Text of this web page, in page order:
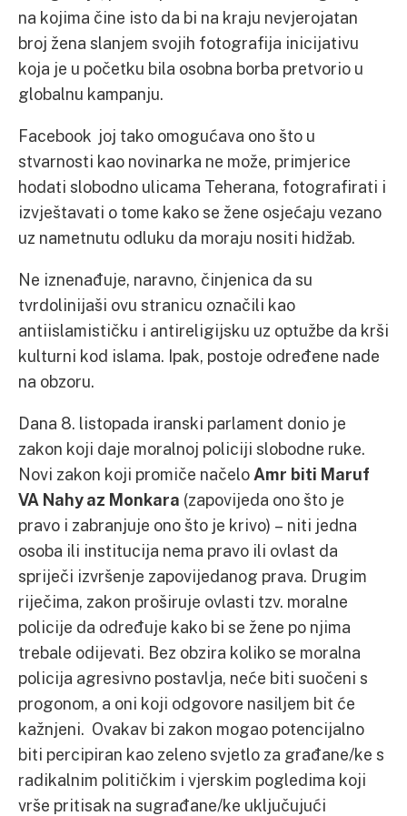
na kojima čine isto da bi na kraju nevjerojatan
broj žena slanjem svojih fotografija inicijativu
koja je u početku bila osobna borba pretvorio u
globalnu kampanju.
Facebook joj tako omogućava ono što u
stvarnosti kao novinarka ne može, primjerice
hodati slobodno ulicama Teherana, fotografirati i
izvještavati o tome kako se žene osjećaju vezano
uz nametnutu odluku da moraju nositi hidžab.
Ne iznenađuje, naravno, činjenica da su
tvrdolinijaši ovu stranicu označili kao
antiislamističku i antireligijsku uz optužbe da krši
kulturni kod islama. Ipak, postoje određene nade
na obzoru.
Dana 8. listopada iranski parlament donio je
zakon koji daje moralnoj policiji slobodne ruke.
Novi zakon koji promiče načelo Amr biti Maruf
VA Nahy az Monkara (zapovijeda ono što je
pravo i zabranjuje ono što je krivo) – niti jedna
osoba ili institucija nema pravo ili ovlast da
spriječi izvršenje zapovijedanog prava. Drugim
riječima, zakon proširuje ovlasti tzv. moralne
policije da određuje kako bi se žene po njima
trebale odijevati. Bez obzira koliko se moralna
policija agresivno postavlja, neće biti suočeni s
progonom, a oni koji odgovore nasiljem bit će
kažnjeni. Ovakav bi zakon mogao potencijalno
biti percipiran kao zeleno svjetlo za građane/ke s
radikalnim političkim i vjerskim pogledima koji
vrše pritisak na sugrađane/ke uključujući